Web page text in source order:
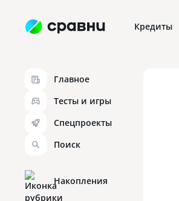
Кредиты
Главное
Тесты и игры
Спецпроекты
Поиск
Накопления